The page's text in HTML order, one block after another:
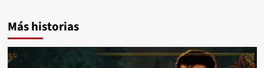
Más historias